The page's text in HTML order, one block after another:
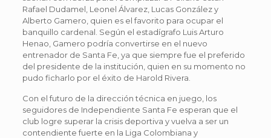
Rafael Dudamel, Leonel Álvarez, Lucas González y
Alberto Gamero, quien es el favorito para ocupar el
banquillo cardenal. Según el estadígrafo Luis Arturo
Henao, Gamero podría convertirse en el nuevo
entrenador de Santa Fe, ya que siempre fue el preferido
del presidente de la institución, quien en su momento no
pudo ficharlo por el éxito de Harold Rivera.
Con el futuro de la dirección técnica en juego, los
seguidores de Independiente Santa Fe esperan que el
club logre superar la crisis deportiva y vuelva a ser un
contendiente fuerte en la Liga Colombiana y